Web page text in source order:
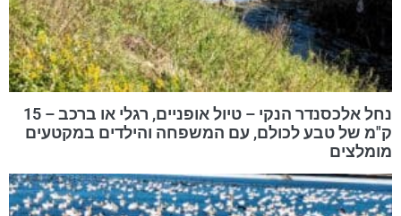
נחל אלכסנדר הנקי – טיול אופניים, רגלי או ברכב – 15
ק"מ של טבע לכולם, עם המשפחה והילדים במקטעים
מומלצים